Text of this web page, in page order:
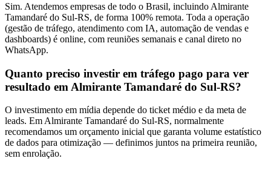
Sim. Atendemos empresas de todo o Brasil, incluindo Almirante
Tamandaré do Sul-RS, de forma 100% remota. Toda a operação
(gestão de tráfego, atendimento com IA, automação de vendas e
dashboards) é online, com reuniões semanais e canal direto no
WhatsApp.
Quanto preciso investir em tráfego pago para ver
resultado em Almirante Tamandaré do Sul-RS?
O investimento em mídia depende do ticket médio e da meta de
leads. Em Almirante Tamandaré do Sul-RS, normalmente
recomendamos um orçamento inicial que garanta volume estatístico
de dados para otimização — definimos juntos na primeira reunião,
sem enrolação.